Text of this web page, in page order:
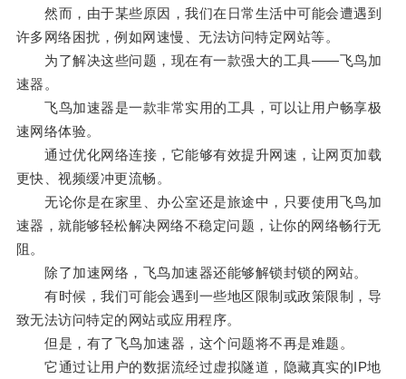
然而，由于某些原因，我们在日常生活中可能会遭遇到
许多网络困扰，例如网速慢、无法访问特定网站等。
为了解决这些问题，现在有一款强大的工具——飞鸟加
速器。
飞鸟加速器是一款非常实用的工具，可以让用户畅享极
速网络体验。
通过优化网络连接，它能够有效提升网速，让网页加载
更快、视频缓冲更流畅。
无论你是在家里、办公室还是旅途中，只要使用飞鸟加
速器，就能够轻松解决网络不稳定问题，让你的网络畅行无
阻。
除了加速网络，飞鸟加速器还能够解锁封锁的网站。
有时候，我们可能会遇到一些地区限制或政策限制，导
致无法访问特定的网站或应用程序。
但是，有了飞鸟加速器，这个问题将不再是难题。
它通过让用户的数据流经过虚拟隧道，隐藏真实的IP地